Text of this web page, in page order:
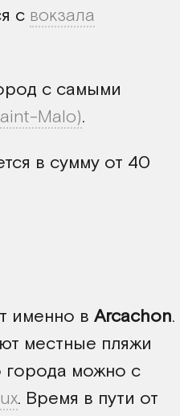
с вокзала
с самыми
Malo).
в сумму от 40
именно в Arcachon.
местные пляжи
города можно с
. Время в пути от